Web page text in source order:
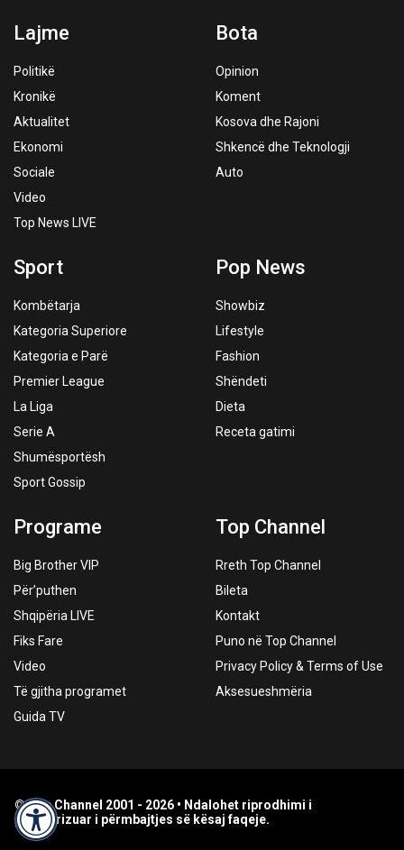
Accessibility
Lajme
Politikë
Kronikë
Aktualitet
Ekonomi
Sociale
Video
Top News LIVE
Bota
Opinion
Koment
Kosova dhe Rajoni
Shkencë dhe Teknologji
Auto
Sport
Kombëtarja
Kategoria Superiore
Kategoria e Parë
Premier League
La Liga
Serie A
Shumësportësh
Sport Gossip
Pop News
Showbiz
Lifestyle
Fashion
Shëndeti
Dieta
Receta gatimi
Programe
Big Brother VIP
Për’puthen
Shqipëria LIVE
Fiks Fare
Video
Të gjitha programet
Guida TV
Top Channel
Rreth Top Channel
Bileta
Kontakt
Puno në Top Channel
Privacy Policy & Terms of Use
Aksesueshmëria
© Top Channel 2001 - 2026 • Ndalohet riprodhimi i
paautorizuar i përmbajtjes së kësaj faqeje.